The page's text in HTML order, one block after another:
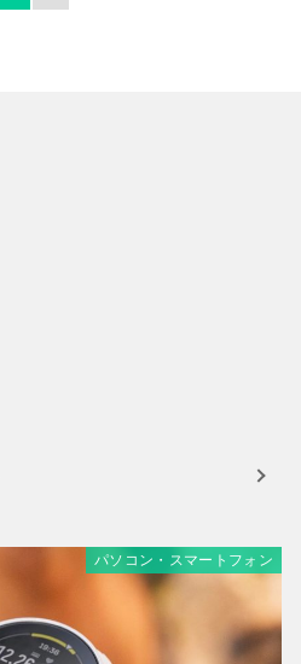
パソコン・スマートフォン